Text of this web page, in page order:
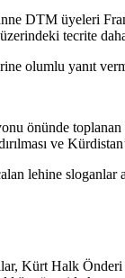
DTM üyeleri
tecrite
olumlu yanıt
önünde
ve
lehine sloganlar
Kürt Halk